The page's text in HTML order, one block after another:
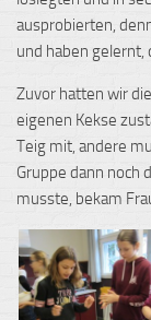
ausprobierten,
und haben gelernt,
Zuvor hatten wir
eigenen Kekse
Teig mit, andere
Gruppe dann noch
musste, bekam